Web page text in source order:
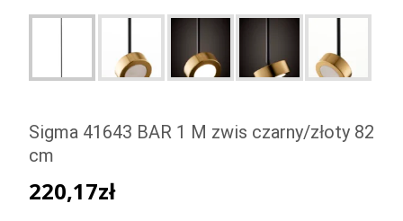
Sigma 41643 BAR 1 M zwis czarny/złoty 82
cm
220,17zł